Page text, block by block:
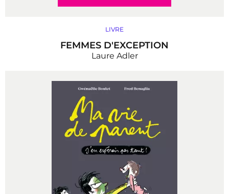
LIVRE
FEMMES D'EXCEPTION
Laure Adler